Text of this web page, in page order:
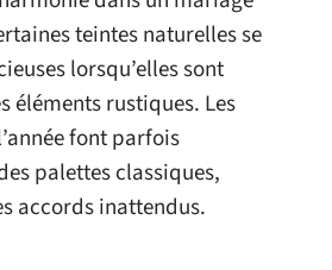
teintes naturelles se
lorsqu’elles sont
éléments rustiques. Les
font parfois
palettes classiques,
accords inattendus.